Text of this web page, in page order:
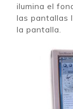
ilumina el
las pantallas
la pantalla.